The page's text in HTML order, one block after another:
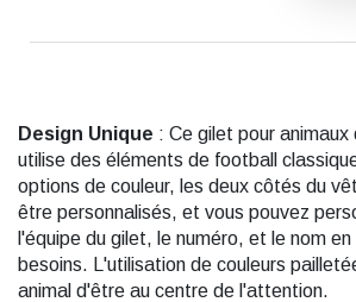
Design Unique : Ce gilet pour animaux
utilise des éléments de football
options de couleur, les deux côtés du
être personnalisés, et vous pouvez
l'équipe du gilet, le numéro, et le nom
besoins. L'utilisation de couleurs
animal d'être au centre de l'attention.